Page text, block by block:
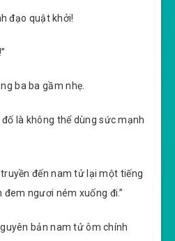
đạo quật khởi!
ba ba gầm nhẹ.
là không thể dùng sức mạnh
đến nam tử lại một tiếng
đem ngươi ném xuống đi.”
bản nam tử ôm chính